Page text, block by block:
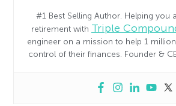
#1 Best Selling Author. Helping you
retirement with Triple
engineer on a mission to help 1
control of their finances. Founder &